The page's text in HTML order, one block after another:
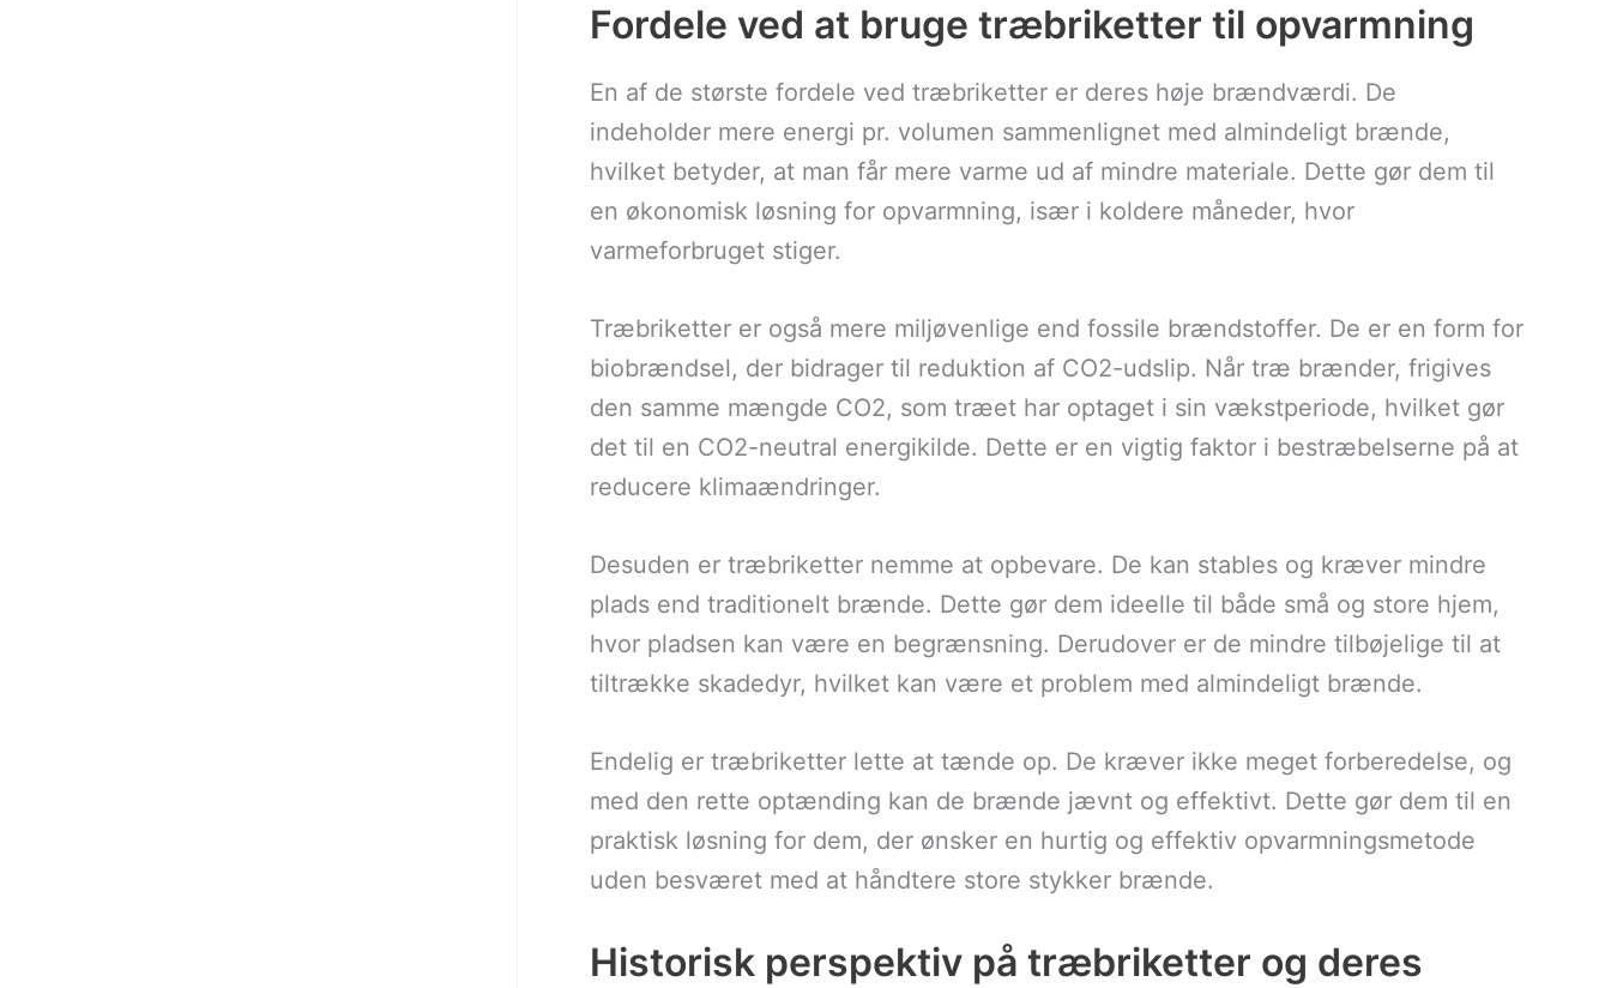
Fordele ved at bruge træbriketter til opvarmning
En af de største fordele ved træbriketter er deres høje brændværdi. De
indeholder mere energi pr. volumen sammenlignet med almindeligt brænde,
hvilket betyder, at man får mere varme ud af mindre materiale. Dette gør dem til
en økonomisk løsning for opvarmning, især i koldere måneder, hvor
varmeforbruget stiger.
Træbriketter er også mere miljøvenlige end fossile brændstoffer. De er en form for
biobrændsel, der bidrager til reduktion af CO2-udslip. Når træ brænder, frigives
den samme mængde CO2, som træet har optaget i sin vækstperiode, hvilket gør
det til en CO2-neutral energikilde. Dette er en vigtig faktor i bestræbelserne på at
reducere klimaændringer.
Desuden er træbriketter nemme at opbevare. De kan stables og kræver mindre
plads end traditionelt brænde. Dette gør dem ideelle til både små og store hjem,
hvor pladsen kan være en begrænsning. Derudover er de mindre tilbøjelige til at
tiltrække skadedyr, hvilket kan være et problem med almindeligt brænde.
Endelig er træbriketter lette at tænde op. De kræver ikke meget forberedelse, og
med den rette optænding kan de brænde jævnt og effektivt. Dette gør dem til en
praktisk løsning for dem, der ønsker en hurtig og effektiv opvarmningsmetode
uden besværet med at håndtere store stykker brænde.
Historisk perspektiv på træbriketter og deres